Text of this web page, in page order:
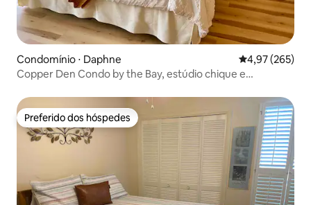
Condomínio ⋅ Daphne 4,97 de uma
4,97 (265)
Copper Den Condo by the Bay, estúdio chique e
Preferido dos hóspedes
Preferido dos hóspedes